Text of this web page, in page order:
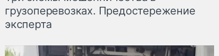
грузоперевозках. Предостережение
эксперта